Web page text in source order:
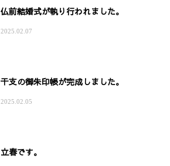
仏前結婚式が執り行われました。
2025.02.07
干支の御朱印帳が完成しました。
2025.02.05
立春です。